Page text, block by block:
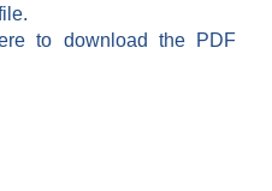
to download the PDF